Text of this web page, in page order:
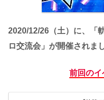
2020/12/26（土）に、「
ロ交流会」が開催されま
前回のイ